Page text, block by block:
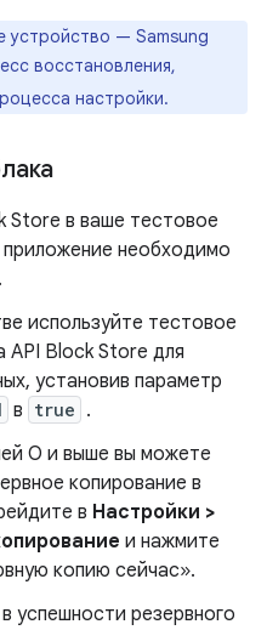
устройство — Samsung
восстановления,
настройки.
Store в ваше тестовое
необходимо
используйте тестовое
API Block Store для
установив параметр
в true .
O и выше вы можете
копирование в
в Настройки >
и нажмите
копию сейчас».
успешности резервного